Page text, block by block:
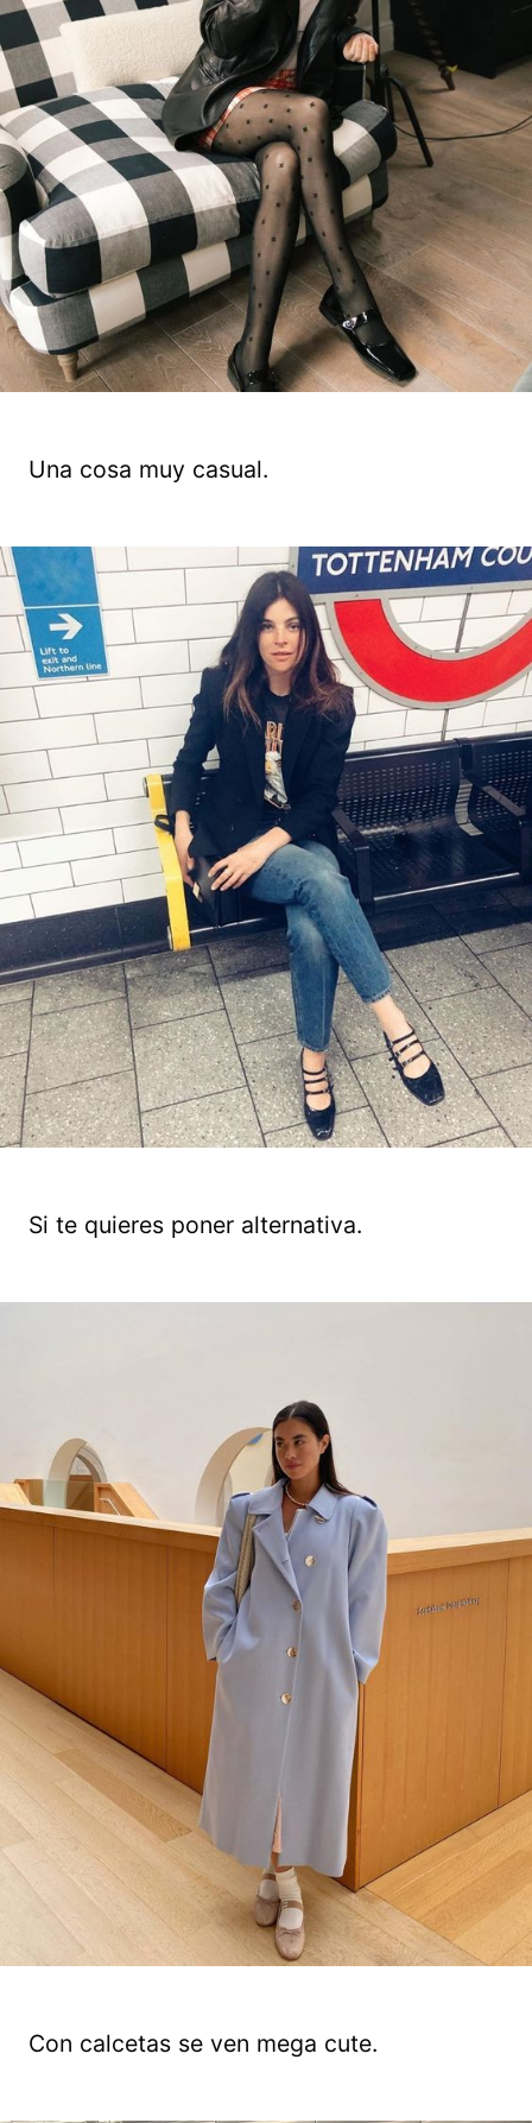
Una cosa muy casual.
Si te quieres poner alternativa.
Con calcetas se ven mega cute.